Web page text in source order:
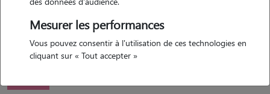
Mesurer les performances
Vous pouvez consentir à l'utilisation de ces technologies en
cliquant sur « Tout accepter »